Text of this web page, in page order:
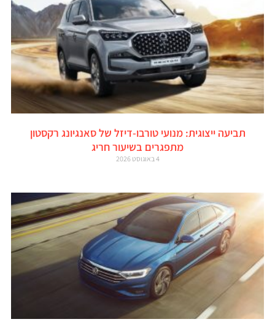
תביעה ייצוגית: מנועי טורבו-דיזל של סאנגיונג רקסטון
מתפגרים בשיעור חריג
4 באוגוסט 2026